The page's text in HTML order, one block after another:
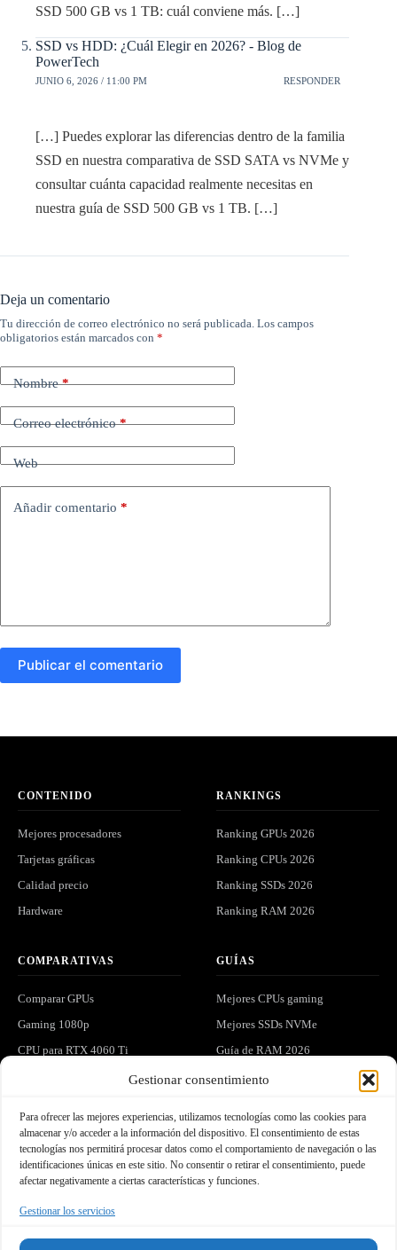
Gestionar consentimiento
Para ofrecer las mejores experiencias, utilizamos tecnologías como las cookies para
almacenar y/o acceder a la información del dispositivo. El consentimiento de estas
tecnologías nos permitirá procesar datos como el comportamiento de navegación o las
identificaciones únicas en este sitio. No consentir o retirar el consentimiento, puede
afectar negativamente a ciertas características y funciones.
Gestionar los servicios
SSD 500 GB vs 1 TB: cuál conviene más. […]
SSD vs HDD: ¿Cuál Elegir en 2026? - Blog de
PowerTech
JUNIO 6, 2026 / 11:00 PM RESPONDER
[…] Puedes explorar las diferencias dentro de la familia
SSD en nuestra comparativa de SSD SATA vs NVMe y
consultar cuánta capacidad realmente necesitas en
nuestra guía de SSD 500 GB vs 1 TB. […]
Deja un comentario
Tu dirección de correo electrónico no será publicada. Los campos
obligatorios están marcados con *
Nombre*
Correo electrónico*
Web
Añadir comentario *
Publicar el comentario
CONTENIDO
Mejores procesadores
Tarjetas gráficas
Calidad precio
Hardware
RANKINGS
Ranking GPUs 2026
Ranking CPUs 2026
Ranking SSDs 2026
Ranking RAM 2026
COMPARATIVAS
Comparar GPUs
Gaming 1080p
CPU para RTX 4060 Ti
GUÍAS
Mejores CPUs gaming
Mejores SSDs NVMe
Guía de RAM 2026
Ver todo el hardware
Privacidad
Aviso legal
Afiliados
COMUNIDAD
Análisis y hardware exclusivo en
tu correo.